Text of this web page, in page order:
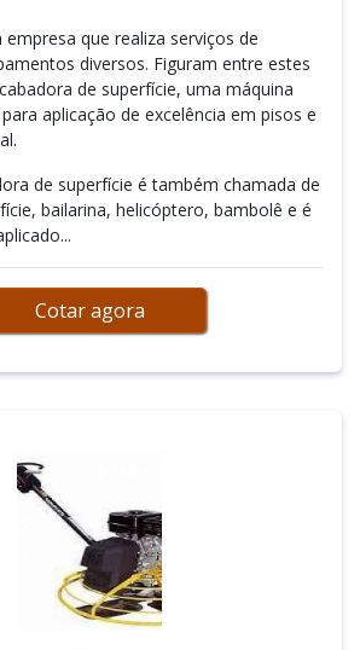
que realiza serviços de
diversos. Figuram entre estes
de superfície, uma máquina
aplicação de excelência em pisos e
de superfície é também chamada de
bailarina, helicóptero, bambolê e é
Cotar agora